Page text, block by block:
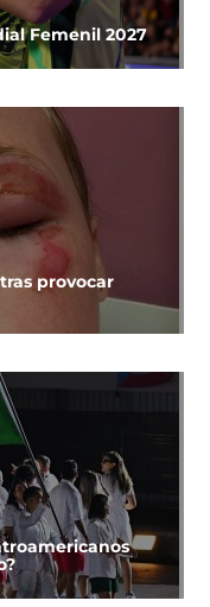
Femenil 2027
provocar